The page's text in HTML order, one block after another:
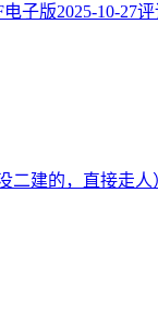
电子版2025-10-27评
二建的，直接走人